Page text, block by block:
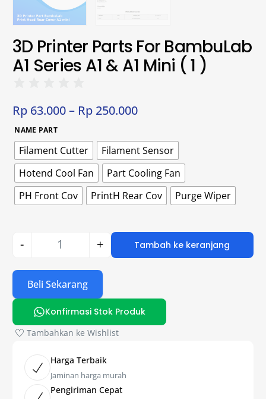
3D Printer Parts For BambuLab
A1 Series A1 & A1 Mini ( 1 )
Rp 63.000– Rp 250.000
NAME PART
Filament Cutter
Filament Sensor
Hotend Cool Fan
Part Cooling Fan
PH Front Cov
PrintH Rear Cov Purge Wiper
- + Tambah ke keranjang
Beli Sekarang
Konfirmasi Stok Produk
Tambahkan ke Wishlist
Harga Terbaik
Jaminan harga murah
Pengiriman Cepat